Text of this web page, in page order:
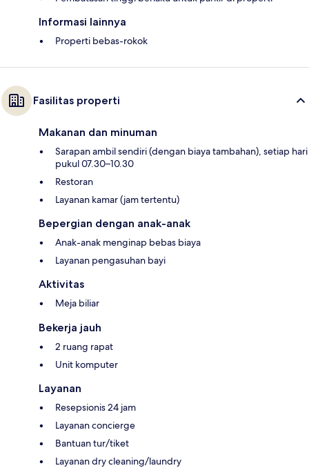
Informasi lainnya
Properti bebas-rokok
Fasilitas properti
Makanan dan minuman
Sarapan ambil sendiri (dengan biaya tambahan), setiap hari
pukul 07.30–10.30
Restoran
Layanan kamar (jam tertentu)
Bepergian dengan anak-anak
Anak-anak menginap bebas biaya
Layanan pengasuhan bayi
Aktivitas
Meja biliar
Bekerja jauh
2 ruang rapat
Unit komputer
Layanan
Resepsionis 24 jam
Layanan concierge
Bantuan tur/tiket
Layanan dry cleaning/laundry